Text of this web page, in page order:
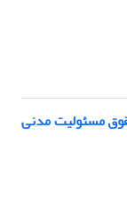
مسئولیت مدنی